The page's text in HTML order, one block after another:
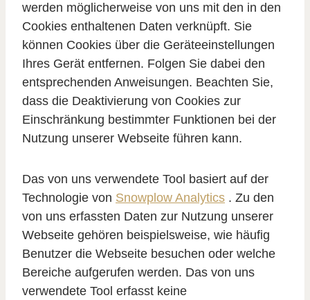
werden möglicherweise von uns mit den in den
Cookies enthaltenen Daten verknüpft. Sie
können Cookies über die Geräteeinstellungen
Ihres Gerät entfernen. Folgen Sie dabei den
entsprechenden Anweisungen. Beachten Sie,
dass die Deaktivierung von Cookies zur
Einschränkung bestimmter Funktionen bei der
Nutzung unserer Webseite führen kann.
Das von uns verwendete Tool basiert auf der
Technologie von Snowplow Analytics . Zu den
von uns erfassten Daten zur Nutzung unserer
Webseite gehören beispielsweise, wie häufig
Benutzer die Webseite besuchen oder welche
Bereiche aufgerufen werden. Das von uns
verwendete Tool erfasst keine